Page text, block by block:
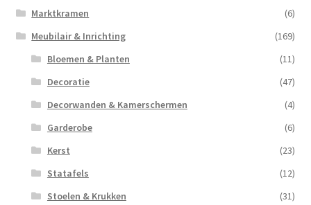
Marktkramen
(6)
Meubilair & Inrichting
(169)
Bloemen & Planten
(11)
Decoratie
(47)
Decorwanden & Kamerschermen
(4)
Garderobe
(6)
Kerst
(23)
Statafels
(12)
Stoelen & Krukken
(31)